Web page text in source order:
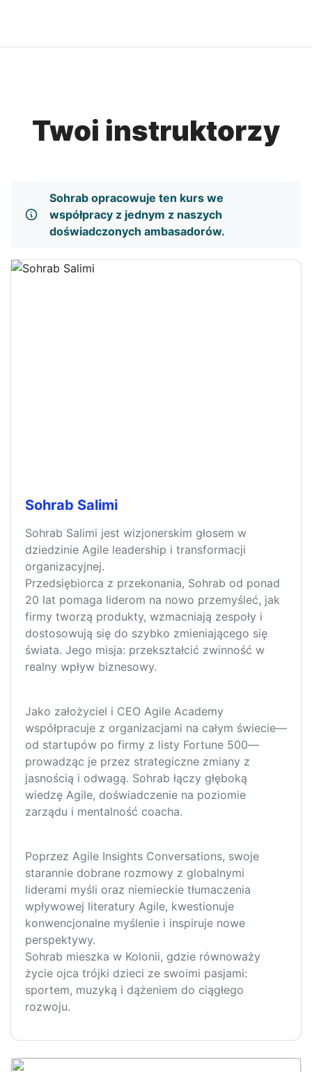
Twoi instruktorzy
Sohrab opracowuje ten kurs we
współpracy z jednym z naszych
doświadczonych ambasadorów.
Sohrab Salimi
Sohrab Salimi jest wizjonerskim głosem w
dziedzinie Agile leadership i transformacji
organizacyjnej.
Przedsiębiorca z przekonania, Sohrab od ponad
20 lat pomaga liderom na nowo przemyśleć, jak
firmy tworzą produkty, wzmacniają zespoły i
dostosowują się do szybko zmieniającego się
świata. Jego misja: przekształcić zwinność w
realny wpływ biznesowy.
Jako założyciel i CEO Agile Academy
współpracuje z organizacjami na całym świecie—
od startupów po firmy z listy Fortune 500—
prowadząc je przez strategiczne zmiany z
jasnością i odwagą. Sohrab łączy głęboką
wiedzę Agile, doświadczenie na poziomie
zarządu i mentalność coacha.
Poprzez Agile Insights Conversations, swoje
starannie dobrane rozmowy z globalnymi
liderami myśli oraz niemieckie tłumaczenia
wpływowej literatury Agile, kwestionuje
konwencjonalne myślenie i inspiruje nowe
perspektywy.
Sohrab mieszka w Kolonii, gdzie równoważy
życie ojca trójki dzieci ze swoimi pasjami:
sportem, muzyką i dążeniem do ciągłego
rozwoju.